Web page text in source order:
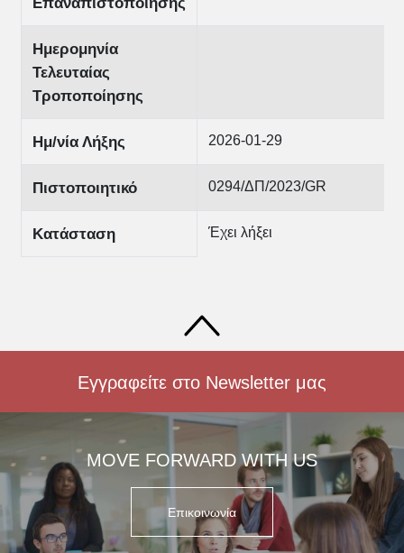
Ημερομηνία
Τελευταίας
Τροποποίησης
Ημ/νία Λήξης 2026-01-29
Πιστοποιητικό 0294/ΔΠ/2023/GR
Κατάσταση Έχει λήξει
Εγγραφείτε στο Newsletter μας
MOVE FORWARD WITH US
Επικοινωνία